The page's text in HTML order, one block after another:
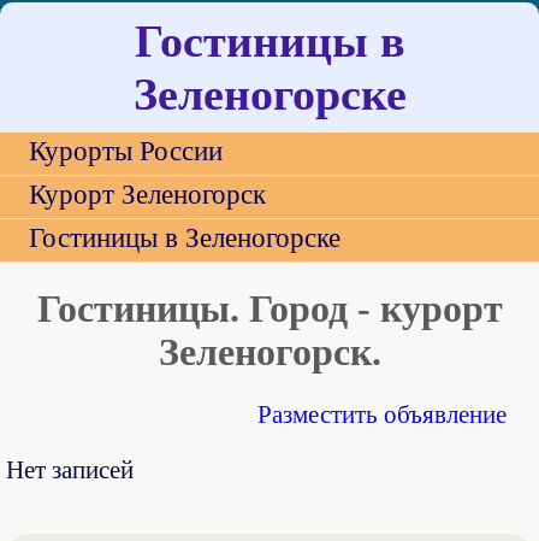
Гостиницы в
Зеленогорске
Курорты России
Курорт Зеленогорск
Гостиницы в Зеленогорске
Гостиницы. Город - курорт
Зеленогорск.
Разместить объявление
Нет записей